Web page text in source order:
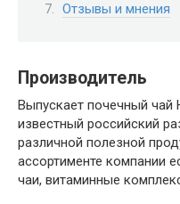
Отзывы и мнения
Производитель
Выпускает почечный
известный российский
различной полезной
ассортименте компании
чаи, витаминные